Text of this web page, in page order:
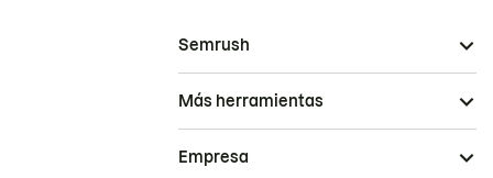
Semrush
Más herramientas
Empresa